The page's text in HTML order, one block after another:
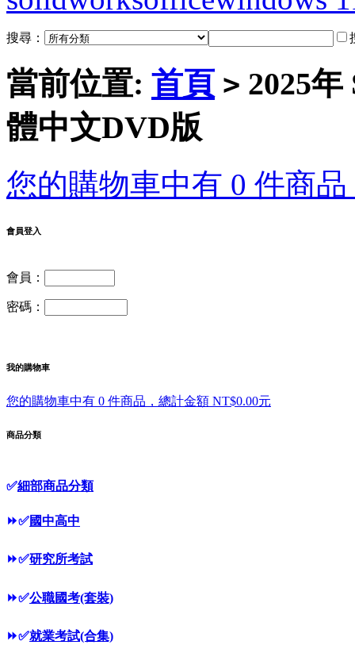
搜尋：
當前位置: 首頁 > 2025
體中文DVD版
您的購物車中有 0 件商
會員登入
會員：
密碼：
我的購物車
您的購物車中有 0 件商品，總計金額 NT$0.00元
商品分類
✅細部商品分類
⏩✅國中高中
⏩✅研究所考試
⏩✅公職國考(套裝)
⏩✅就業考試(合集)